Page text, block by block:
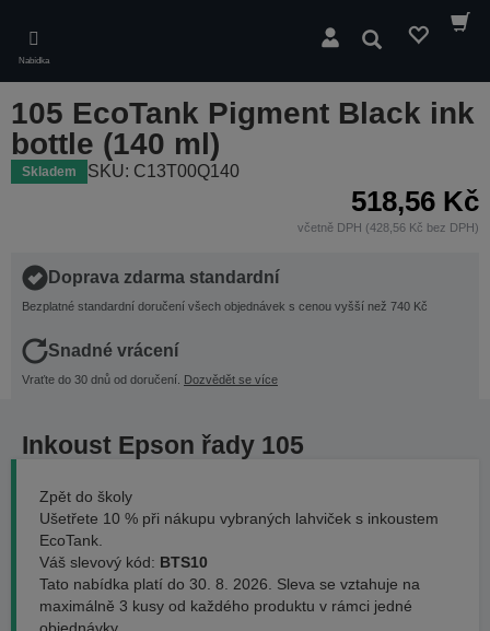
main
content
Nabídka
Hledat
105 EcoTank Pigment Black ink
bottle (140 ml)
Skladem SKU: C13T00Q140
518,56 Kč
včetně DPH (428,56 Kč bez DPH)
Doprava zdarma standardní
Bezplatné standardní doručení všech objednávek s cenou vyšší než 740 Kč
Snadné vrácení
Vraťte do 30 dnů od doručení. Dozvědět se více
Inkoust Epson řady 105
Zpět do školy
Ušetřete 10 % při nákupu vybraných lahviček s inkoustem
EcoTank.
Váš slevový kód: BTS10
Tato nabídka platí do 30. 8. 2026. Sleva se vztahuje na
maximálně 3 kusy od každého produktu v rámci jedné